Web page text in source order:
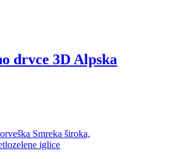
drvce 3D Alpska